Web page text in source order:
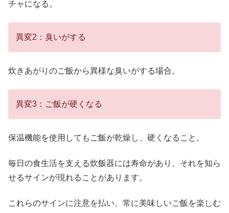
チャになる。
異変2：臭いがする
炊きあがりのご飯から異様な臭いがする場合。
異変3：ご飯が硬くなる
保温機能を使用してもご飯が乾燥し、硬くなること。
毎日の食生活を支える炊飯器には寿命があり、それを知ら
せるサインが現れることがあります。
これらのサインに注意を払い、常に美味しいご飯を楽しむ